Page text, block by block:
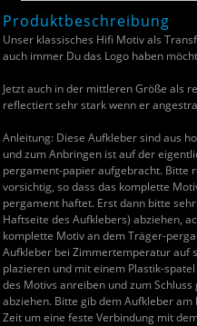
Produktbeschreibung
Unser klassisches Hifi Motiv als
auch immer Du das Logo haben
Jetzt auch in der mittleren Größe als
reflectiert sehr stark wenn er
Anleitung: Diese Aufkleber sind aus
und zum Anbringen ist auf der
pergament-papier aufgebracht. Bitte
vorsichtig, so dass das komplette
pergament haftet. Erst dann bitte
Haftseite des Aufklebers) abziehen,
komplette Motiv an dem Träger-
Aufkleber bei Zimmertemperatur auf
plazieren und mit einem Plastik-
des Motivs anreiben und zum
abziehen. Bitte gib dem Aufkleber
Zeit um eine feste Verbindung mit